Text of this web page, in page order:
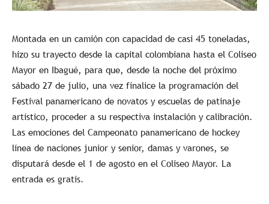
Montada en un camión con capacidad de casi 45 toneladas,
hizo su trayecto desde la capital colombiana hasta el Coliseo
Mayor en Ibagué, para que, desde la noche del próximo
sábado 27 de julio, una vez finalice la programación del
Festival panamericano de novatos y escuelas de patinaje
artístico, proceder a su respectiva instalación y calibración.
Las emociones del Campeonato panamericano de hockey
línea de naciones junior y senior, damas y varones, se
disputará desde el 1 de agosto en el Coliseo Mayor. La
entrada es gratis.